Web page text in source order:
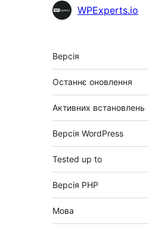
WPExperts.io
Мета
Версія
Останнє оновлення
Активних встановлень
Версія WordPress
Tested up to
Версія PHP
Мова